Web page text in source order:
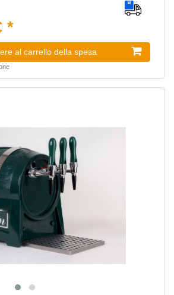
*
al carrello della spesa